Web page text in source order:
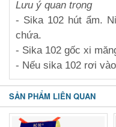
Lưu ý quan trọng
- Sika 102 hút ẩm.
chứa.
- Sika 102 gốc xi
- Nếu sika 102 rơi
SẢN PHẨM LIÊN QUAN